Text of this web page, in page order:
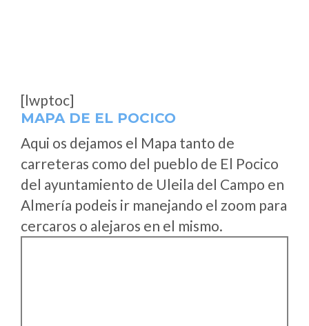
[lwptoc]
MAPA DE EL POCICO
Aqui os dejamos el Mapa tanto de
carreteras como del pueblo de El Pocico
del ayuntamiento de Uleila del Campo en
Almería podeis ir manejando el zoom para
cercaros o alejaros en el mismo.